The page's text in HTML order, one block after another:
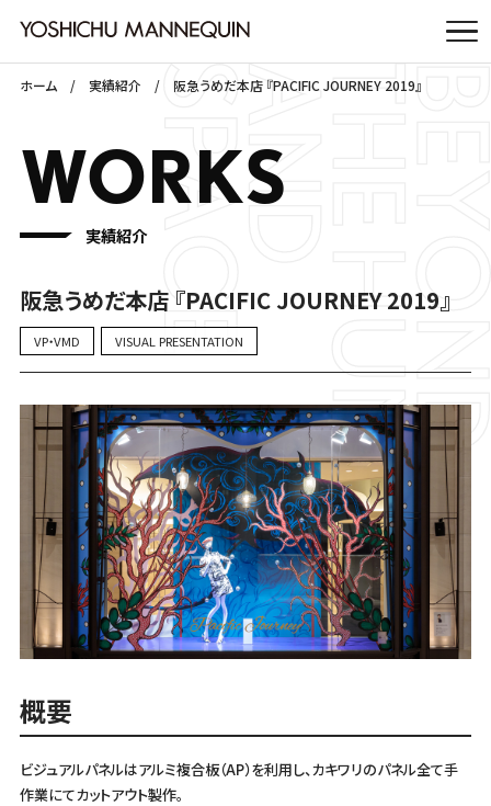
ホーム 実績紹介 阪急うめだ本店 『PACIFIC JOURNEY 2019』
WORKS
実績紹介
阪急うめだ本店 『PACIFIC JOURNEY 2019』
VP・VMD VISUAL PRESENTATION
概要
ビジュアルパネルはアルミ複合板（AP）を利用し、カキワリのパネル全て手
作業にてカットアウト製作。